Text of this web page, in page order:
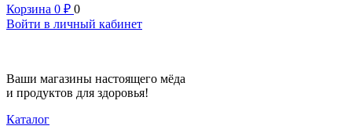
Корзина 0 ₽ 0
Войти в личный кабинет
Ваши магазины настоящего мёда
и продуктов для здоровья!
Каталог